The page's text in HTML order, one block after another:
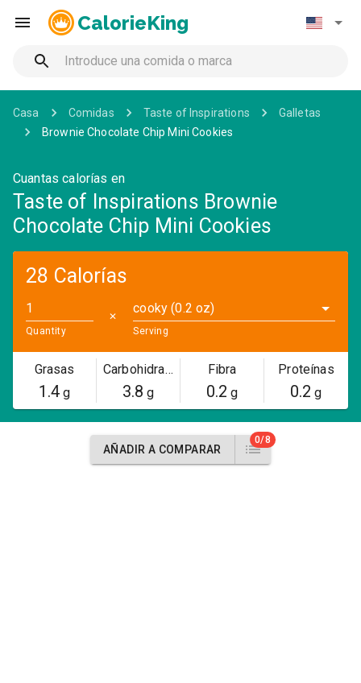
CalorieKing
Casa Comidas Taste of Inspirations
Galletas
Brownie Chocolate Chip Mini Cookies
Cuantas calorías en
Taste of Inspirations Brownie
Chocolate Chip Mini Cookies
28 Calorías
Quantity
✕
cooky (0.2 oz)
Serving
Grasas
1.4g
Carbohidratos
3.8 g
Fibra
0.2 g
Proteínas
0.2 g
AÑADIR A COMPARAR
0/8